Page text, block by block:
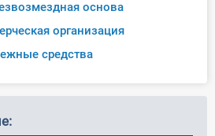
основа
организация
средства